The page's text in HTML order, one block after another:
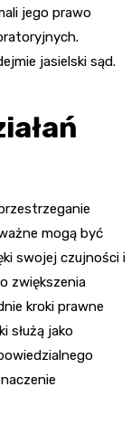
jego prawo
jasielski sąd.
mogą być
swojej czujności i
zwiększenia
kroki prawne
służą jako